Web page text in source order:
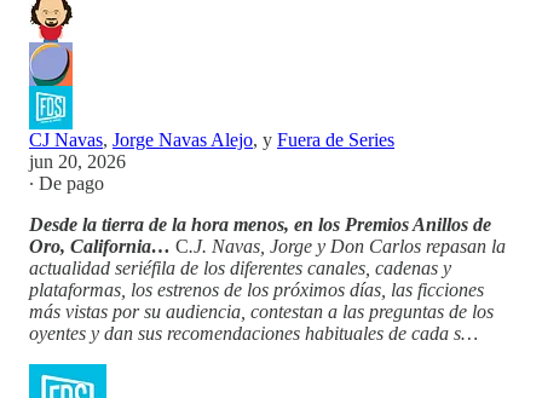
CJ Navas, Jorge Navas Alejo, y Fuera de Series
jun 20, 2026
∙ De pago
Desde la tierra de la hora menos, en los Premios Anillos de
Oro, California… C.J. Navas, Jorge y Don Carlos repasan la
actualidad seriéfila de los diferentes canales, cadenas y
plataformas, los estrenos de los próximos días, las ficciones
más vistas por su audiencia, contestan a las preguntas de los
oyentes y dan sus recomendaciones habituales de cada s…